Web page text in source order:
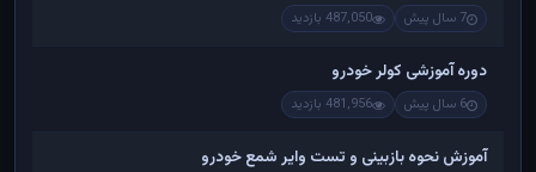
7 سال پیش 487,050 بازدید
دوره آموزشی کولر خودرو
6 سال پیش 481,956 بازدید
آموزش نحوه بازبینی و تست وایر شمع خودرو